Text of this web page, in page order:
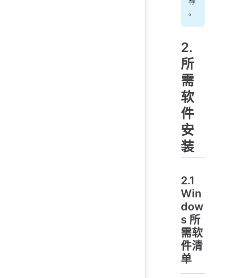
。
2.
所
需
软
件
安
装
2.1
Win
dow
s 所
需软
件清
单